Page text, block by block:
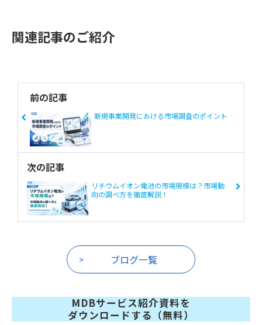
関連記事のご紹介
前の記事
新規事業開発における市場調査のポイント
次の記事
リチウムイオン電池の市場規模は？市場動
向の調べ方を徹底解説！
ブログ一覧
MDBサービス紹介資料を
ダウンロードする（無料）